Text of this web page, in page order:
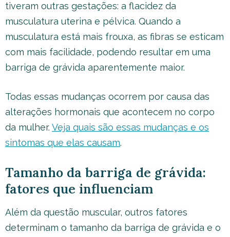
tiveram outras gestações: a flacidez da
musculatura uterina e pélvica. Quando a
musculatura está mais frouxa, as fibras se esticam
com mais facilidade, podendo resultar em uma
barriga de grávida aparentemente maior.
Todas essas mudanças ocorrem por causa das
alterações hormonais que acontecem no corpo
da mulher. Veja quais são essas mudanças e os
sintomas que elas causam.
Tamanho da barriga de grávida:
fatores que influenciam
Além da questão muscular, outros fatores
determinam o tamanho da barriga de grávida e o